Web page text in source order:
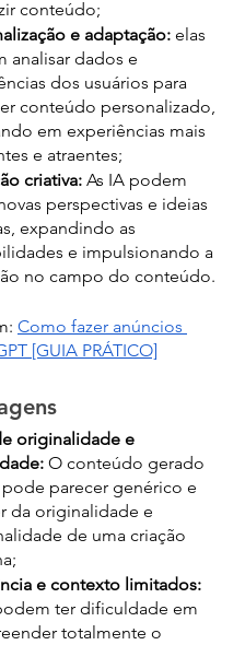
conteúdo;
e adaptação: elas
analisar dados e
dos usuários para
conteúdo personalizado,
em experiências mais
e atraentes;
criativa: As IA podem
perspectivas e ideias
expandindo as
e impulsionando a
no campo do conteúdo.
Como fazer anúncios
[GUIA PRÁTICO]
originalidade e
O conteúdo gerado
parecer genérico e
da originalidade e
de uma criação
e contexto limitados:
ter dificuldade em
totalmente o